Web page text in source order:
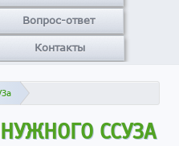
Вопрос-ответ
Контакты
ССУЗА